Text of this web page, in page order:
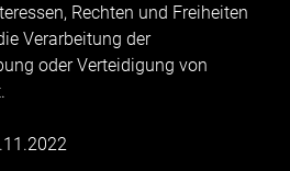
Rechten und Freiheiten
Verarbeitung der
oder Verteidigung von